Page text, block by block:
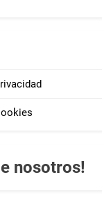
nosotros!